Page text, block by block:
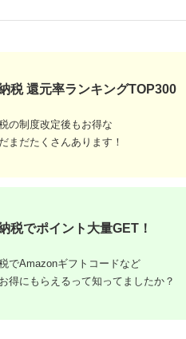
帯［雪
御所車］
着の格式
金彩友禅
円
兵庫県 相生市
寄付金額:70,000 円
小
税 還元率ランキングTOP300
の制度改定後もお得な
まだたくさんあります！
税でポイント大量GET！
でAmazonギフトコードなど
得にもらえるって知ってましたか？